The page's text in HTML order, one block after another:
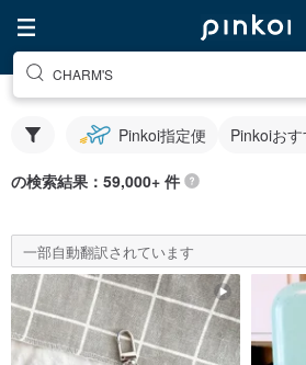
CHARM'S
Pinkoi指定便 Pinkoiお
の検索結果：59,000+ 件
一部自動翻訳されています